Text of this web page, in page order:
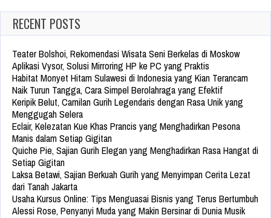
RECENT POSTS
Teater Bolshoi, Rekomendasi Wisata Seni Berkelas di Moskow
Aplikasi Vysor, Solusi Mirroring HP ke PC yang Praktis
Habitat Monyet Hitam Sulawesi di Indonesia yang Kian Terancam
Naik Turun Tangga, Cara Simpel Berolahraga yang Efektif
Keripik Belut, Camilan Gurih Legendaris dengan Rasa Unik yang
Menggugah Selera
Eclair, Kelezatan Kue Khas Prancis yang Menghadirkan Pesona
Manis dalam Setiap Gigitan
Quiche Pie, Sajian Gurih Elegan yang Menghadirkan Rasa Hangat di
Setiap Gigitan
Laksa Betawi, Sajian Berkuah Gurih yang Menyimpan Cerita Lezat
dari Tanah Jakarta
Usaha Kursus Online: Tips Menguasai Bisnis yang Terus Bertumbuh
Alessi Rose, Penyanyi Muda yang Makin Bersinar di Dunia Musik